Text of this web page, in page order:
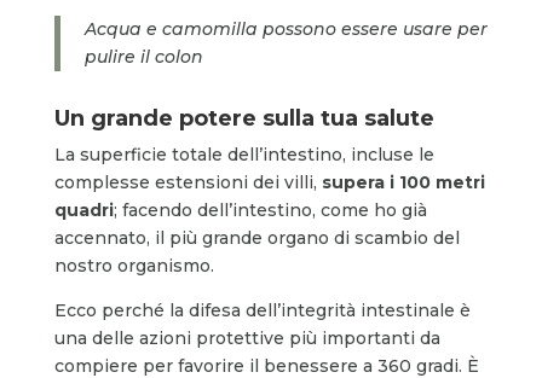
Acqua e camomilla possono essere usare per
pulire il colon
Un grande potere sulla tua salute
La superficie totale dell’intestino, incluse le
complesse estensioni dei villi, supera i 100 metri
quadri; facendo dell’intestino, come ho già
accennato, il più grande organo di scambio del
nostro organismo.
Ecco perché la difesa dell’integrità intestinale è
una delle azioni protettive più importanti da
compiere per favorire il benessere a 360 gradi. È